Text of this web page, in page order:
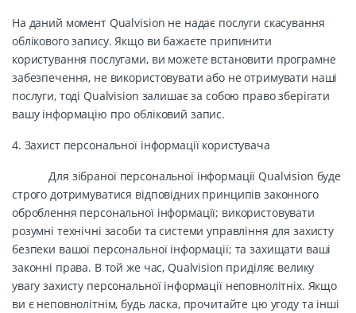
На даний момент Qualvision не надає послуги скасування
облікового запису. Якщо ви бажаєте припинити
користування послугами, ви можете встановити програмне
забезпечення, не використовувати або не отримувати наші
послуги, тоді Qualvision залишає за собою право зберігати
вашу інформацію про обліковий запис.
4. Захист персональної інформації користувача
Для зібраної персональної інформації Qualvision буде
строго дотримуватися відповідних принципів законного
оброблення персональної інформації; використовувати
розумні технічні засоби та системи управління для захисту
безпеки вашої персональної інформації; та захищати ваші
законні права. В той же час, Qualvision приділяє велику
увагу захисту персональної інформації неповнолітніх. Якщо
ви є неповнолітнім, будь ласка, прочитайте цю угоду та інші